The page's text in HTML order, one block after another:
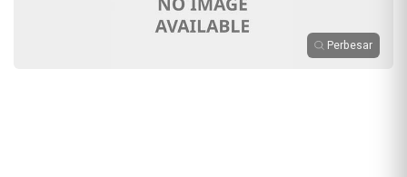
Perbesar